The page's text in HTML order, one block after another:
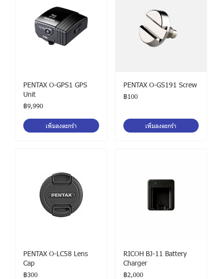
PENTAX O-GPS1 GPS
Unit
฿9,990
เพิ่มลงตะกร้า
PENTAX O-GS191 Screw
฿100
เพิ่มลงตะกร้า
PENTAX O-LC58 Lens
Cap
฿300
RICOH BJ-11 Battery
Charger
฿2,000